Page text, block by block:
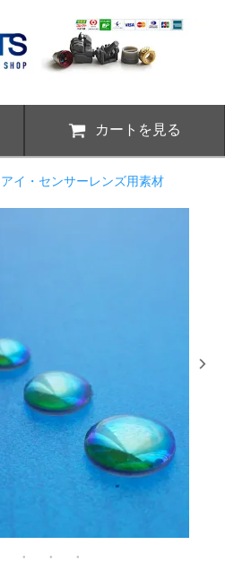
カートを見る
イ・センサーレンズ用素材